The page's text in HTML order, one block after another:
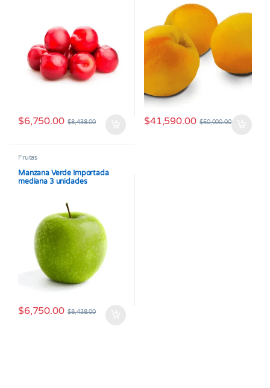
$6,750.00 $8,438.00 $41,590.00 $50,000.00
Frutas
Manzana Verde Importada
mediana 3 unidades
$6,750.00 $8,438.00